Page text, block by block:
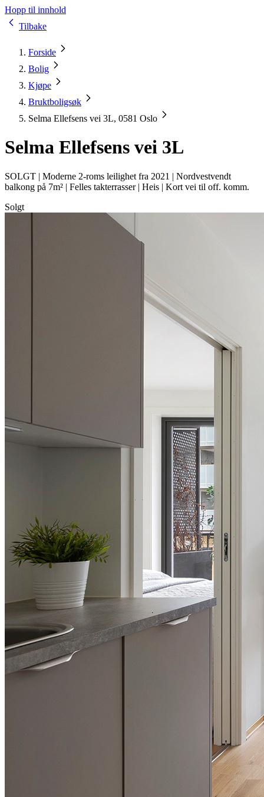
Hopp til innhold
Tilbake
Forside
Bolig
Kjøpe
Bruktboligsøk
Selma Ellefsens vei 3L, 0581 Oslo
Selma Ellefsens vei 3L
SOLGT | Moderne 2-roms leilighet fra 2021 | Nordvestvendt
balkong på 7m² | Felles takterrasser | Heis | Kort vei til off. komm.
Solgt